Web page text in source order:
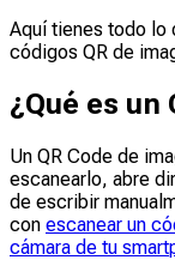
Aquí tienes todo lo
códigos QR de
¿Qué es un
Un QR Code de
escanearlo, abre
de escribir
con escanear un
cámara de tu